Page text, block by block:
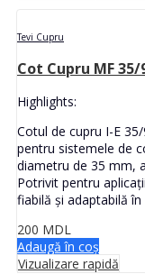
Tevi Cupru
Cot Cupru MF 35/
Highlights:
Cotul de cupru I-E
pentru sistemele de
diametru de 35 mm,
Potrivit pentru
fiabilă și adaptabilă
200 MDL
Adaugă în coș
Vizualizare rapidă